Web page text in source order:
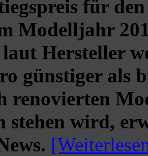
für
Modelljahr
Hersteller
günstiger als
renovierten
stehen wird,